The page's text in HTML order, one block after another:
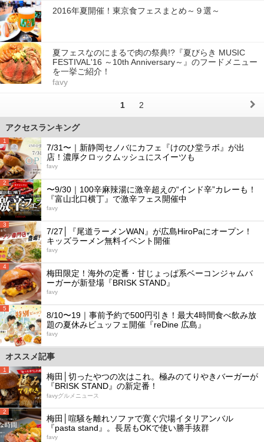
2016年夏開催！東京食フェスまとめ～９選～
夏フェスなのにまるで肉の祭典!?『夏びらき MUSIC
FESTIVAL'16 ～10th Anniversary～』のフードメニュー
を一挙ご紹介！
favy
1 2
アクセスランキング
1
7/31〜｜新静岡セノバにカフェ『けのひ堂ラボ』が出
店！濃厚クロックムッシュにスイーツも
favy
2
〜9/30｜100辛麻辣湯に激辛超えの“インド辛”カレーも！
『富山北口横丁』で激辛フェス開催中
favy
3
7/27│『尾道ラーメンWAN』が広島HiroPaにオープン！
キッズラーメン無料イベント開催
favy
4
梅田限定！海外の定番・甘じょっぱ系ベーコンジャムバ
ーガーが新登場『BRISK STAND』
favy
5
8/10〜19｜事前予約で500円引き！最大4時間食べ飲み放
題の夏休みビュッフェ開催『reDine 広島』
favy
オススメ記事
1
梅田│切ったやつの次はこれ。極みのてりやきバーガーが
『BRISK STAND』の新定番！
favyグルメニュース
2
梅田│喧騒を離れソファで寛ぐ穴場イタリアンバル
『pasta stand』。長居もOKで使い勝手抜群
favy